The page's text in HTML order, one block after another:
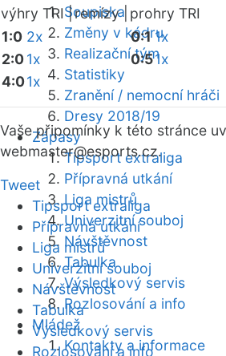
Soupiska
Změny v kádru
Realizační tým
Statistiky
Zranění / nemocní hráči
Dresy 2018/19
Zápasy
Tipsport extraliga
Přípravná utkání
Liga mistrů
Univerzitní souboj
Návštěvnost
Tabulka
Výsledkový servis
Rozlosování a info
Mládež
Kontakty a informace
výhry TRI |remízy | prohry TRI
1:0 2x
2:01x
4:01x
0:11x
0:51x
Vaše připomínky k této stránce
webmaster@esports.cz.
Tweet
Tipsport extraliga
Přípravná utkání
Liga mistrů
Univerzitní souboj
Návštěvnost
Tabulka
Výsledkový servis
Rozlosování a info